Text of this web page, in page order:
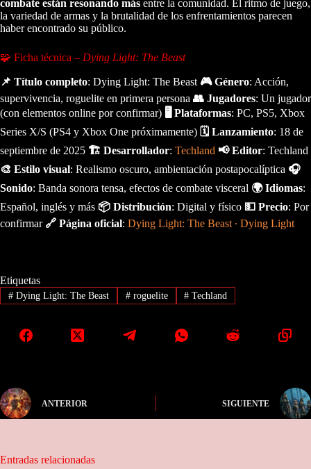
combate están resonando más entre la comunidad. El ritmo de juego,
la variedad de armas y la brutalidad de los enfrentamientos parecen
haber encontrado su público.
🧩 Ficha técnica – Dying Light: The Beast
📌 Título completo: Dying Light: The Beast 🎮 Género: Acción,
supervivencia, roguelite en primera persona 👥 Jugadores: Un jugador
(con elementos online por confirmar) 🖥️ Plataformas: PC, PS5, Xbox
Series X/S (PS4 y Xbox One próximamente) 🗓️ Lanzamiento: 18 de
septiembre de 2025 🏗️ Desarrollador: Techland 📢 Editor: Techland
🎨 Estilo visual: Realismo oscuro, ambientación postapocalíptica 🎧
Sonido: Banda sonora tensa, efectos de combate visceral 🌍 Idiomas:
Español, inglés y más 📦 Distribución: Digital y físico 💵 Precio: Por
confirmar 🔗 Página oficial: Dying Light: The Beast ∙ Dying Light
Etiquetas
#Dying Light: The Beast #roguelite # Techland
ANTERIOR SIGUIENTE
Entradas relacionadas